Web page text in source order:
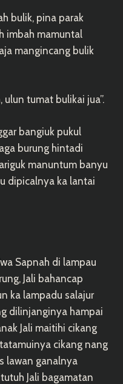
bulik, pina parak
imbah mamuntal
mangincang bulik
ulun tumat bulikai jua”.
bangiuk pukul
burung hintadi
manuntum banyu
dipicalnya ka lantai
Sapnah di lampau
Jali bahancap
ka lampadu salajur
dilinjanginya hampai
Jali maitihi cikang
cikang nang
lawan ganalnya
Jali bagamatan